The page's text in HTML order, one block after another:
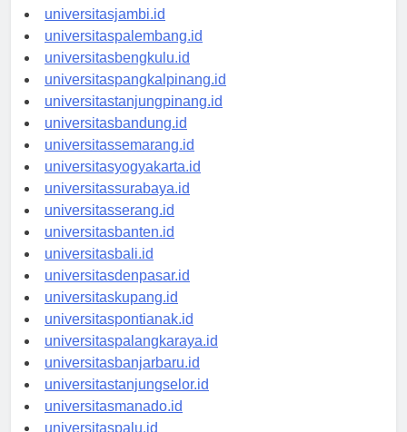
universitaspekanbaru.id
universitasjambi.id
universitaspalembang.id
universitasbengkulu.id
universitaspangkalpinang.id
universitastanjungpinang.id
universitasbandung.id
universitassemarang.id
universitasyogyakarta.id
universitassurabaya.id
universitasserang.id
universitasbanten.id
universitasbali.id
universitasdenpasar.id
universitaskupang.id
universitaspontianak.id
universitaspalangkaraya.id
universitasbanjarbaru.id
universitastanjungselor.id
universitasmanado.id